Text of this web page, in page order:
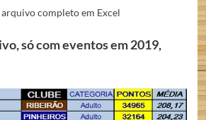
completo em Excel
só com eventos em 2019,